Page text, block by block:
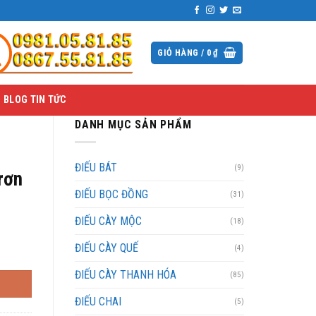
GIỎ HÀNG / 0₫
BLOG TIN TỨC
DANH MỤC SẢN PHẨM
ĐIẾU BÁT (9)
ĐIẾU BỌC ĐỒNG (31)
ĐIẾU CÀY MỘC (18)
ĐIẾU CÀY QUẾ (4)
ĐIẾU CÀY THANH HÓA (85)
ĐIẾU CHAI (5)